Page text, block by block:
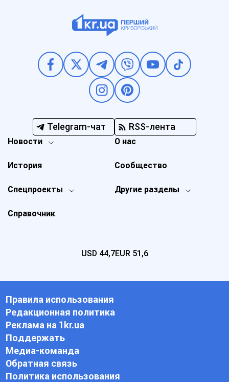
Telegram-чат RSS-лента
Новости
Спецпроекты Другие разделы
История
О нас
Справочник
Сообщество
USD 44,7EUR 51,6
Правила использования
Редакционная политика
Реклама на 1kr.ua
Поддержать
Медиа-команда
Обратная связь
Политика использования